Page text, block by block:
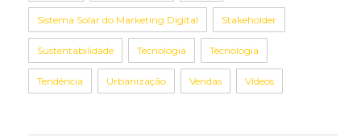
Sistema Solar do Marketing Digital Stakeholder
Sustentabilidade Tecnologia Tecnologia
Tendência Urbanização Vendas Vídeos